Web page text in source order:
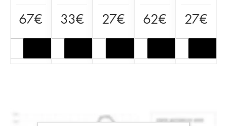
67€ 33€ 27€ 62€ 27€